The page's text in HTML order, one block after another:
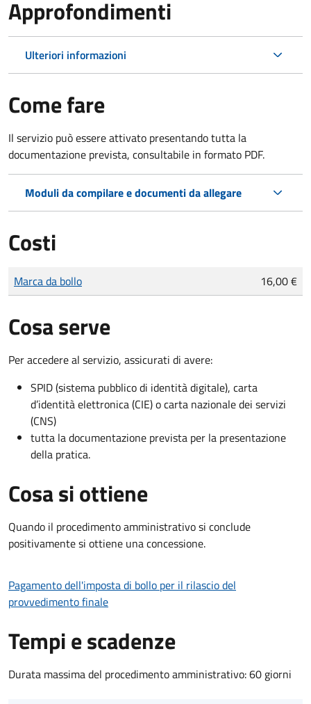
Approfondimenti
Ulteriori informazioni
Come fare
Il servizio può essere attivato presentando tutta la
documentazione prevista, consultabile in formato PDF.
Moduli da compilare e documenti da allegare
Costi
Tipo di pagamento
Importo
Marca da bollo 16,00 €
Cosa serve
Per accedere al servizio, assicurati di avere:
SPID (sistema pubblico di identità digitale), carta
d’identità elettronica (CIE) o carta nazionale dei servizi
(CNS)
tutta la documentazione prevista per la presentazione
della pratica.
Cosa si ottiene
Quando il procedimento amministrativo si conclude
positivamente si ottiene una concessione.
Pagamento dell'imposta di bollo per il rilascio del
provvedimento finale
Tempi e scadenze
Durata massima del procedimento amministrativo: 60 giorni